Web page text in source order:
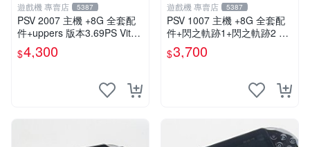
遊戲機 專賣店 5387
PSV 2007 主機 +8G 全套配
件+uppers 版本3.69PS Vita2
$4,300
遊戲機 專賣店 5387
PSV 1007 主機 +8G 全套配
件+閃之軌跡1+閃之軌跡2 保
修一年 品質有保障
$3,700